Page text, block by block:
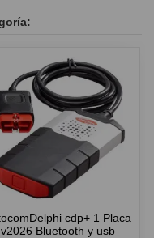
cdp+ 1 Placa
v2026 Bluetooth y usb